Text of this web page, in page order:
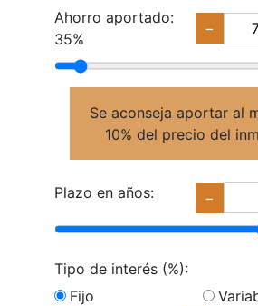
Ahorro aportado:
35%
−
Se aconseja aportar al
10% del precio del
Plazo en años: −
Tipo de interés (%):
Fijo